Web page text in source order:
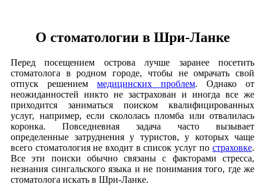
О стоматологии в Шри-Ланке
Перед посещением острова лучше заранее посетить
стоматолога в родном городе, чтобы не омрачать свой
отпуск решением медицинских проблем. Однако от
неожиданностей никто не застрахован и иногда все же
приходится заниматься поиском квалифицированных
услуг, например, если скололась пломба или отвалилась
коронка. Повседневная задача часто вызывает
определенные затруднения у туристов, у которых чаще
всего стоматология не входит в список услуг по страховке.
Все эти поиски обычно связаны с факторами стресса,
незнания сингальского языка и не понимания того, где же
стоматолога искать в Шри-Ланке.